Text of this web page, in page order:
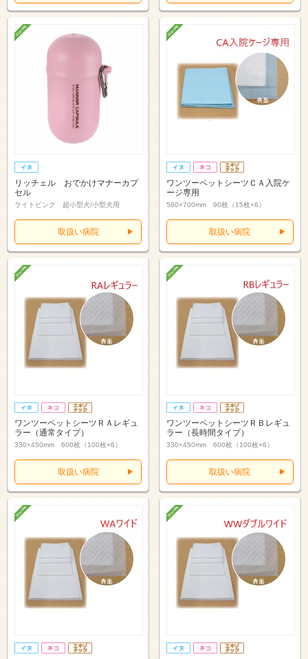
リッチェル おでかけマナーカプ
セル
ライトピンク 超小型犬/小型犬用
取扱い病院
ワンツーペットシーツＣＡ入院ケ
ージ専用
580×700mm 90枚（15枚×6）
取扱い病院
ワンツーペットシーツＲＡレギュ
ラー（通常タイプ）
330×450mm 600枚（100枚×6）
取扱い病院
ワンツーペットシーツＲＢレギュ
ラー（長時間タイプ）
330×450mm 600枚（100枚×6）
取扱い病院